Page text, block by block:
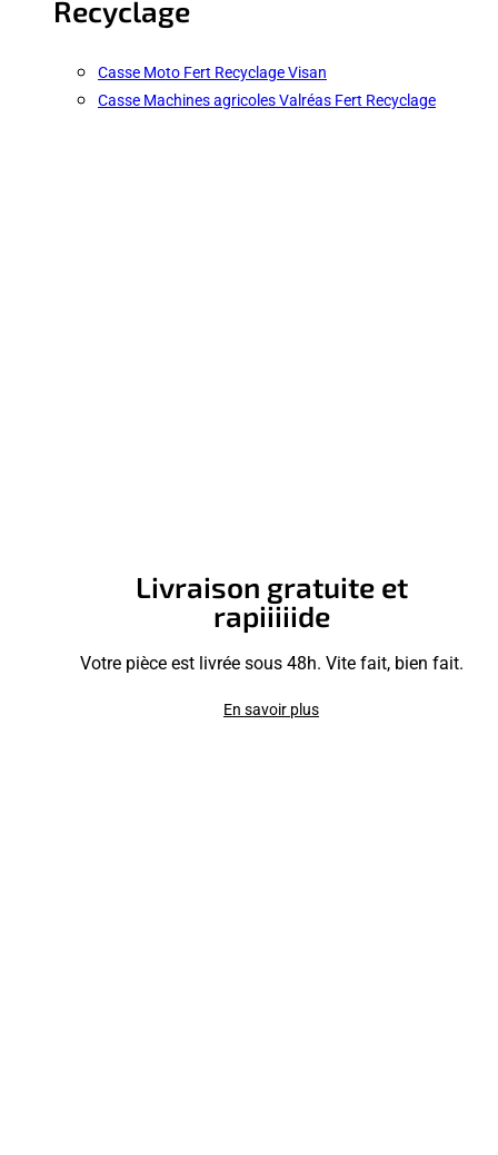
Recyclage
Casse Moto Fert Recyclage Visan
Casse Machines agricoles Valréas Fert Recyclage
Livraison gratuite et
rapiiiiide
Votre pièce est livrée sous 48h. Vite fait, bien fait.
En savoir plus